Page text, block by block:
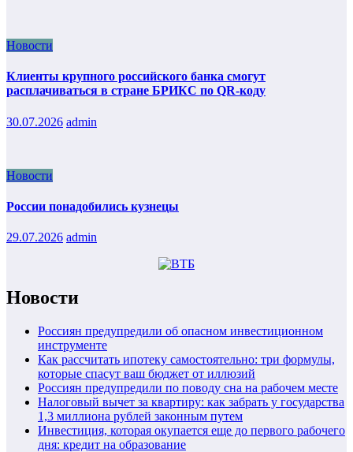
Новости
Клиенты крупного российского банка смогут
расплачиваться в стране БРИКС по QR-коду
30.07.2026 admin
Новости
России понадобились кузнецы
29.07.2026 admin
Новости
Россиян предупредили об опасном инвестиционном
инструменте
Как рассчитать ипотеку самостоятельно: три формулы,
которые спасут ваш бюджет от иллюзий
Россиян предупредили по поводу сна на рабочем месте
Налоговый вычет за квартиру: как забрать у государства
1,3 миллиона рублей законным путем
Инвестиция, которая окупается еще до первого рабочего
дня: кредит на образование